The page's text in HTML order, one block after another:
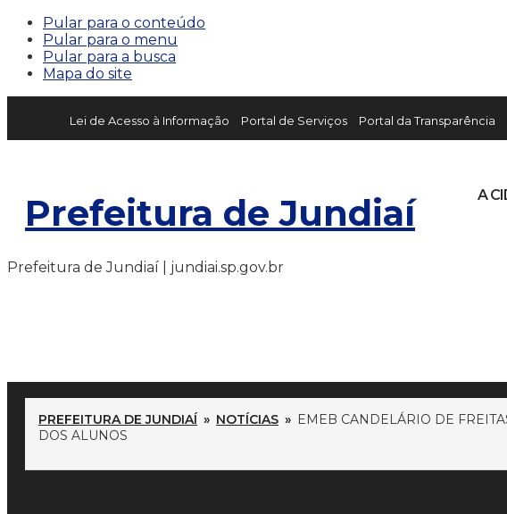
Pular para o conteúdo
Pular para o menu
Pular para a busca
Mapa do site
Lei de Acesso à Informação Portal de Serviços Portal da Transparência
Prefeitura de Jundiaí A
Prefeitura de Jundiaí | jundiai.sp.gov.br
PREFEITURA DE JUNDIAÍ » NOTÍCIAS » EMEB CANDELÁRIO DE
DOS ALUNOS